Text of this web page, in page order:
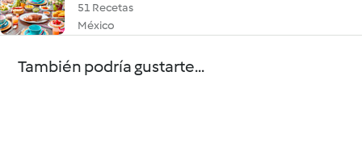
51 Recetas
México
También podría gustarte...